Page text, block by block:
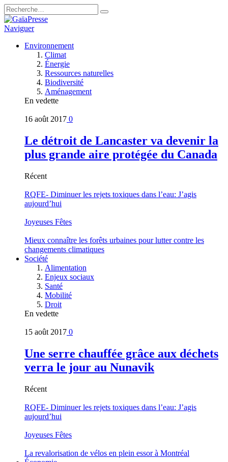
Naviguer
Environnement
Climat
Énergie
Ressources naturelles
Biodiversité
Aménagement
En vedette
16 août 2017 0
Le détroit de Lancaster va devenir la
plus grande aire protégée du Canada
Récent
RQFE- Diminuer les rejets toxiques dans l’eau: J’agis
aujourd’hui
Joyeuses Fêtes
Mieux connaître les forêts urbaines pour lutter contre les
changements climatiques
Société
Alimentation
Enjeux sociaux
Santé
Mobilité
Droit
En vedette
15 août 2017 0
Une serre chauffée grâce aux déchets
verra le jour au Nunavik
Récent
RQFE- Diminuer les rejets toxiques dans l’eau: J’agis
aujourd’hui
Joyeuses Fêtes
La revalorisation de vélos en plein essor à Montréal